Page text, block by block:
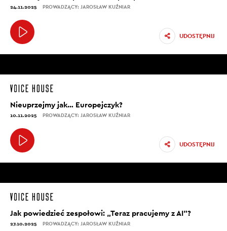
24.11.2025 PROWADZĄCY: JAROSŁAW KUŹNIAR
UDOSTĘPNIJ
Nieuprzejmy jak… Europejczyk?
10.11.2025 PROWADZĄCY: JAROSŁAW KUŹNIAR
UDOSTĘPNIJ
Jak powiedzieć zespołowi: „Teraz pracujemy z AI”?
27.10.2025 PROWADZĄCY: JAROSŁAW KUŹNIAR